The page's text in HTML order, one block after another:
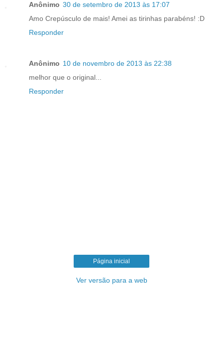
Anônimo 30 de setembro de 2013 às 17:07
Amo Crepúsculo de mais! Amei as tirinhas parabéns! :D
Responder
Anônimo 10 de novembro de 2013 às 22:38
melhor que o original...
Responder
Página inicial
Ver versão para a web